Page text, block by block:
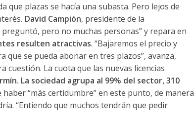
que plazas se hacía una subasta. Pero lejos de
. David Campión, presidente de la
pero no muchas personas” y repara en
resulten atractivas. “Bajaremos el precio y
se pueda abonar en tres plazos”, avanza,
La cuota que las nuevas licencias
La sociedad agrupa al 99% del sector, 310
“más certidumbre” en este punto, de manera
“Entiendo que muchos tendrán que pedir